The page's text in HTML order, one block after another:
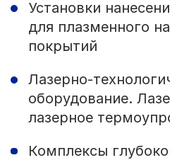
Установки
для плазменного
покрытий
Лазерно-
оборудование.
лазерное
Комплексы